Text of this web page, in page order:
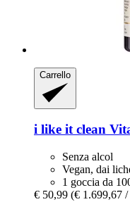
Carrello
i like it clean
Senza alcol
Vegan, dai
1 goccia da
€ 50,99 (€ 1.699,67